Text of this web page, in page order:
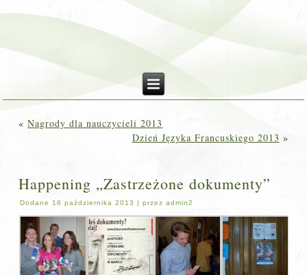
«Nagrody dla nauczycieli 2013
Dzień Języka Francuskiego 2013 »
Happening „Zastrzeżone dokumenty”
Dodane 16 października 2013 |przez admin2